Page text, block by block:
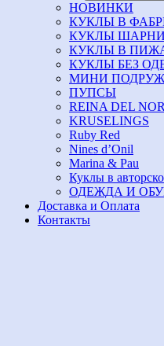
НОВИНКИ
КУКЛЫ В
КУКЛЫ
КУКЛЫ В
КУКЛЫ БЕЗ
МИНИ
ПУПСЫ
REINA DEL
KRUSELINGS
Ruby Red
Nines d’Onil
Marina & Pau
Куклы в
ОДЕЖДА И
Доставка и Оплата
Контакты